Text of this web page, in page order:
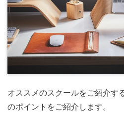
オススメのスクールをご紹介す
のポイントをご紹介します。